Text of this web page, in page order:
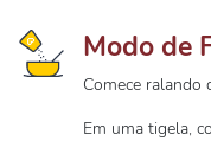
Modo de
Comece ralando
Em uma tigela,